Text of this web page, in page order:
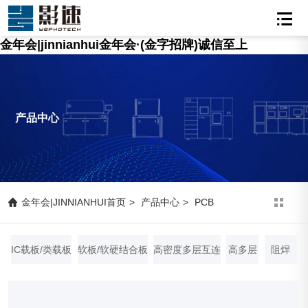
金年会|jinnianhui金年会·(金字招牌)诚信至上
产品中心
金年会|JINNIANHUI首页 > 产品中心 > PCB
IC载板/类载板 软板/软硬结合板 高密度多层互连 高多层 阻焊